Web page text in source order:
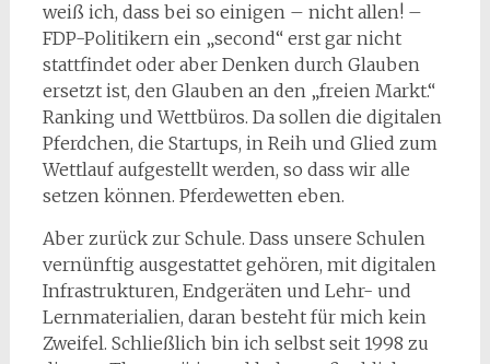
weiß ich, dass bei so einigen – nicht allen! –
FDP-Politikern ein „second“ erst gar nicht
stattfindet oder aber Denken durch Glauben
ersetzt ist, den Glauben an den „freien Markt.“
Ranking und Wettbüros. Da sollen die digitalen
Pferdchen, die Startups, in Reih und Glied zum
Wettlauf aufgestellt werden, so dass wir alle
setzen können. Pferdewetten eben.
Aber zurück zur Schule. Dass unsere Schulen
vernünftig ausgestattet gehören, mit digitalen
Infrastrukturen, Endgeräten und Lehr- und
Lernmaterialien, daran besteht für mich kein
Zweifel. Schließlich bin ich selbst seit 1998 zu